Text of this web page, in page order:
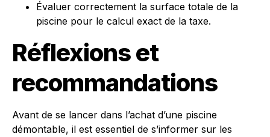
Évaluer correctement la surface totale de la
piscine pour le calcul exact de la taxe.
Réflexions et
recommandations
Avant de se lancer dans l’achat d’une piscine
démontable, il est essentiel de s’informer sur les